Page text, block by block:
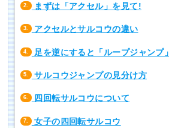
2. まずは「アクセル」を見て!
3. アクセルとサルコウの違い
4. 足を逆にすると「ループジャンプ」
5. サルコウジャンプの見分け方
6. 四回転サルコウについて
7. 女子の四回転サルコウ